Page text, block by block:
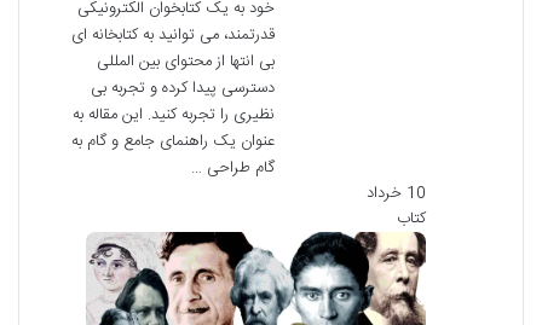
خود به یک کتابخوان الکترونیکی
قدرتمند، می توانید به کتابخانه ای
بی انتها از محتوای بین المللی
دسترسی پیدا کرده و تجربه بی
نظیری را تجربه کنید. این مقاله به
عنوان یک راهنمای جامع و گام به
گام طراحی …
10 خرداد
کتاب